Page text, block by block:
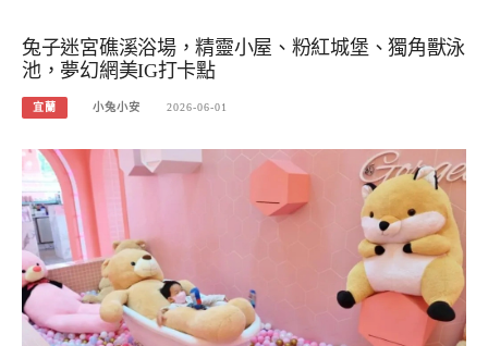
兔子迷宮礁溪浴場，精靈小屋、粉紅城堡、獨角獸泳
池，夢幻網美IG打卡點
宜蘭 小兔小安 2026-06-01